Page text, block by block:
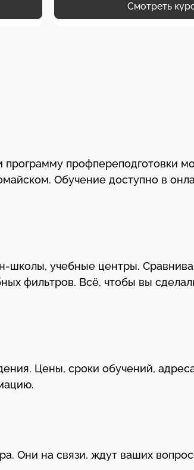
Смотреть
профпереподготовки
Обучение доступно в
школы, учебные центры.
фильтров. Всё, чтобы вы
Цены, сроки обучений,
Они на связи, ждут ваших